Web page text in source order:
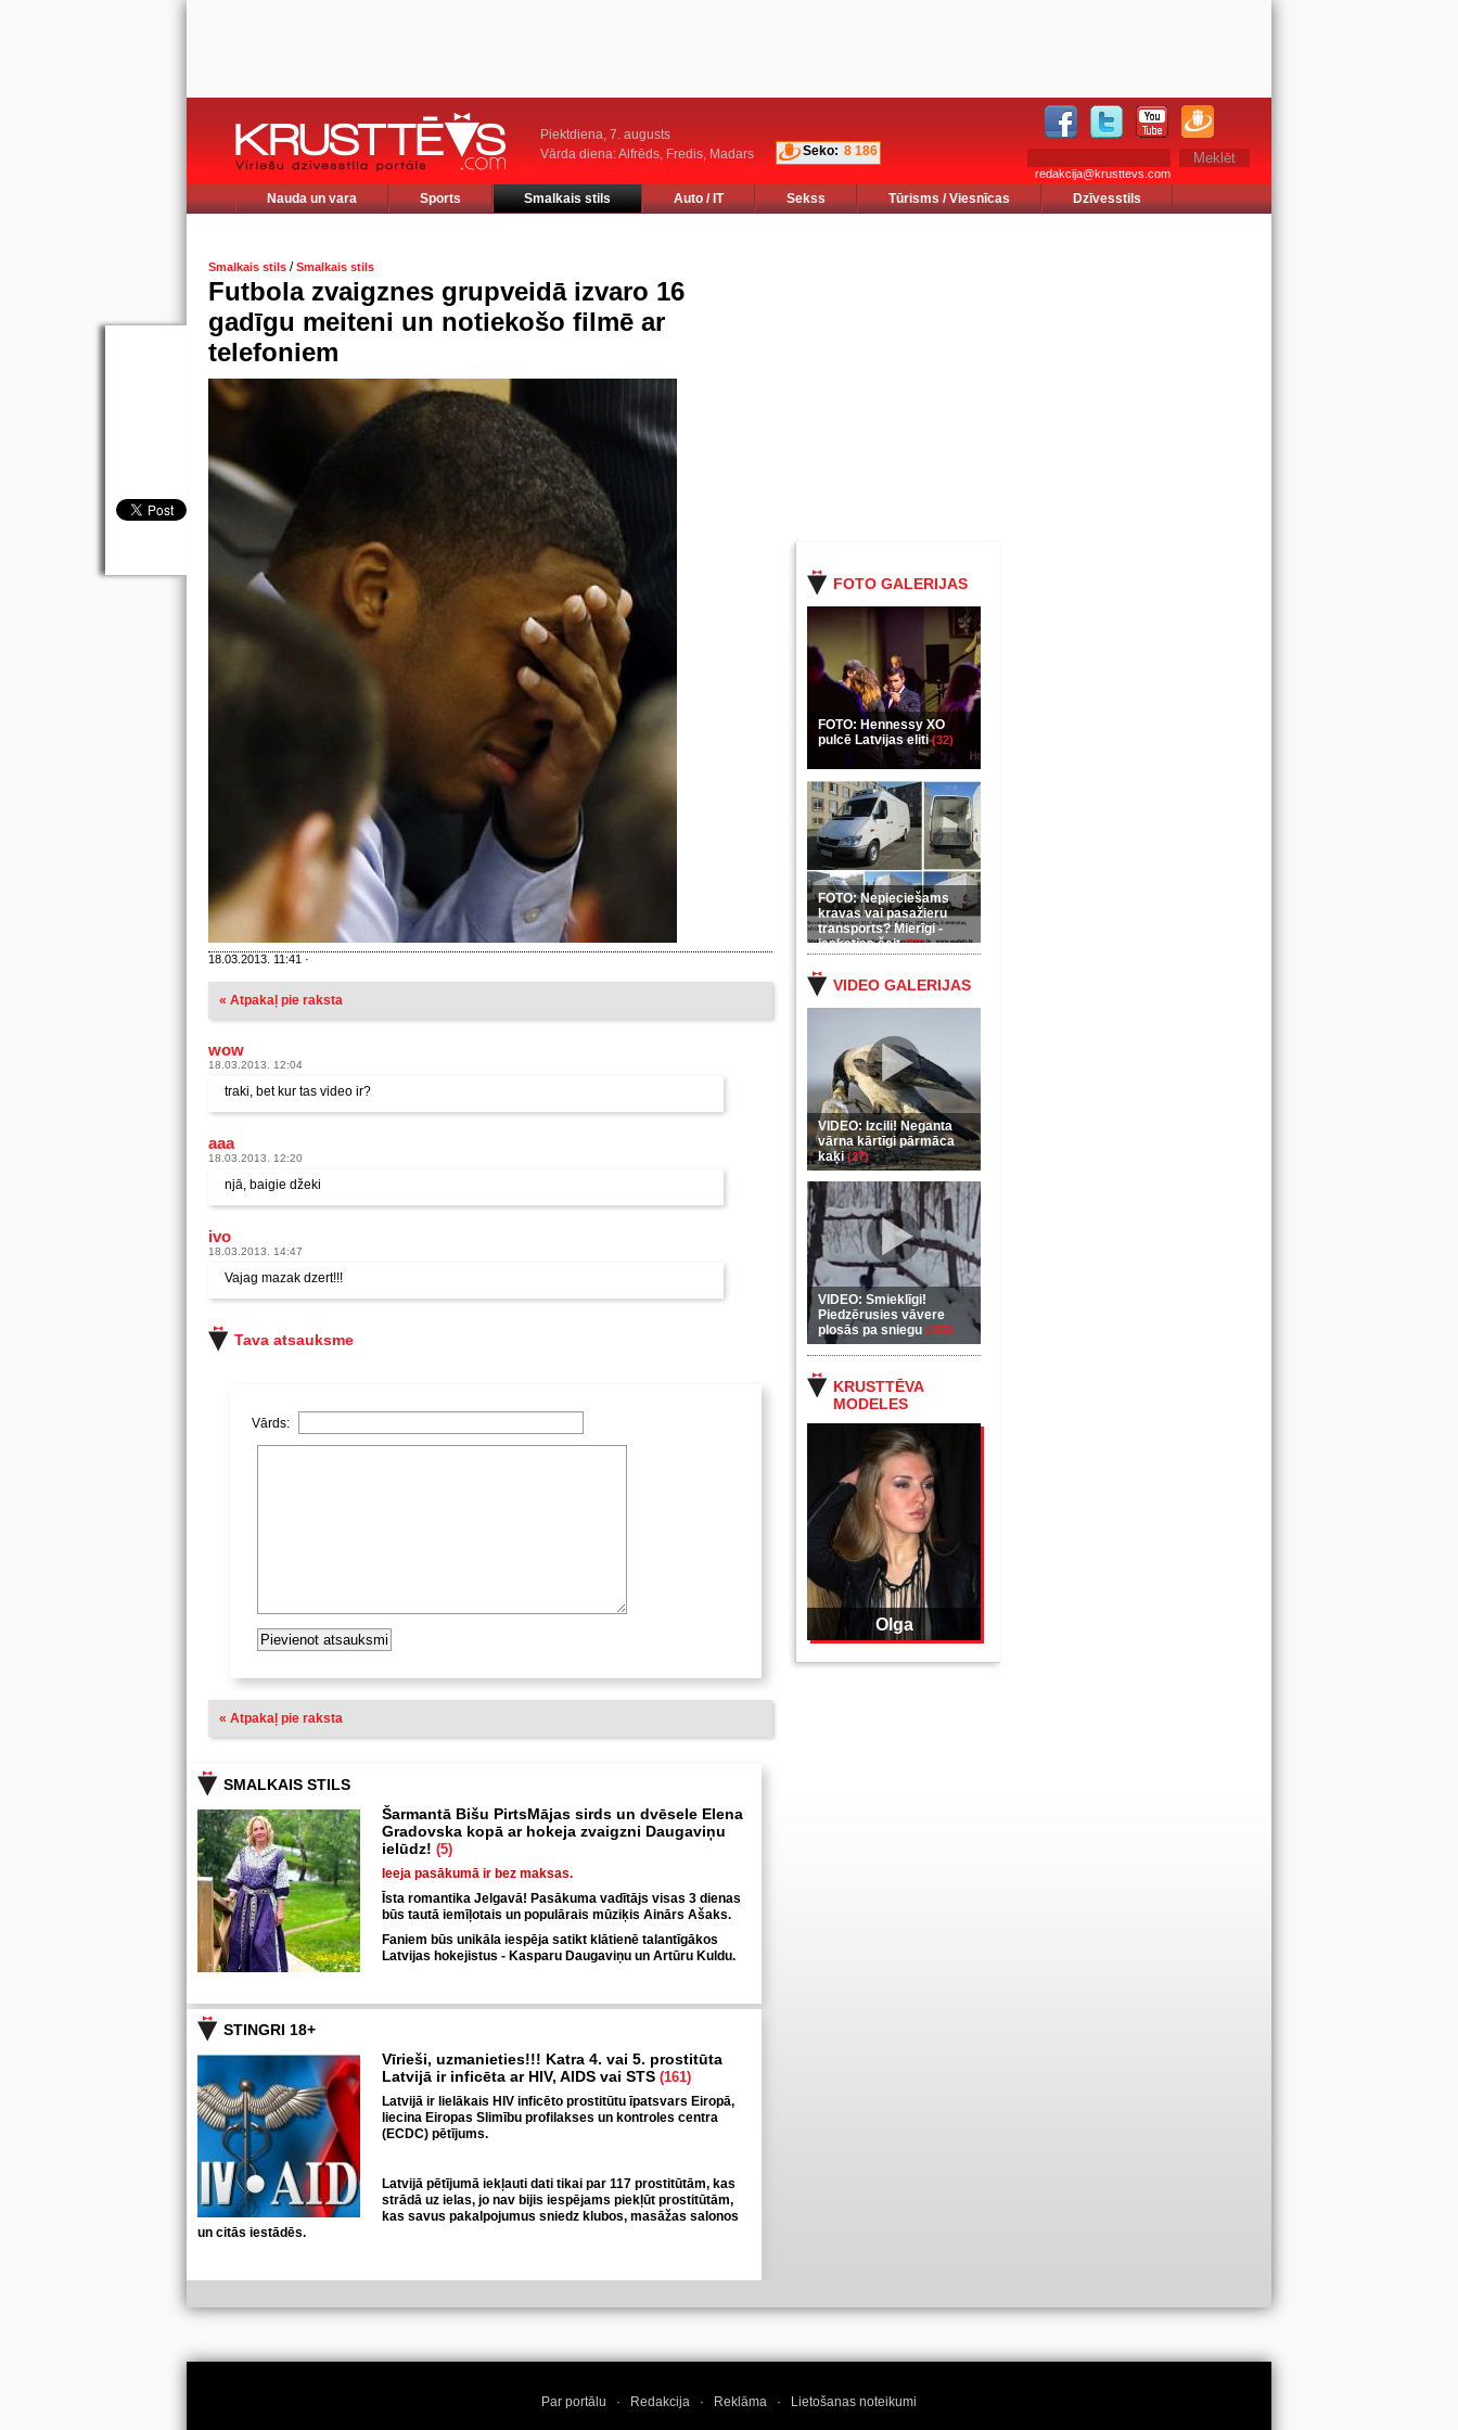
Piektdiena, 7. augusts
Vārda diena: Alfrēds, Fredis, Madars
Seko: 8 186
redakcija@krusttevs.com
Nauda un vara Sports Smalkais stils Auto / IT Sekss Tūrisms / Viesnīcas Dzīvesstils
FOTO GALERIJAS
FOTO: Hennessy XO
pulcē Latvijas eliti(32)
FOTO: Nepieciešams
kravas vai pasažieru
transports? Mierīgi -
ieskaties šeit(35)
VIDEO GALERIJAS
VIDEO: Izcili! Neganta
vārna kārtīgi pārmāca
kaķi(37)
VIDEO: Smieklīgi!
Piedzērusies vāvere
plosās pa sniegu (255)
KRUSTTĒVA
MODELES
Olga
Smalkais stils /Smalkais stils
Futbola zvaigznes grupveidā izvaro 16
gadīgu meiteni un notiekošo filmē ar
telefoniem
18.03.2013. 11:41 ·
« Atpakaļ pie raksta
wow
18.03.2013. 12:04
traki, bet kur tas video ir?
aaa
18.03.2013. 12:20
njā, baigie džeki
ivo
18.03.2013. 14:47
Vajag mazak dzert!!!
Tava atsauksme
Vārds:
« Atpakaļ pie raksta
SMALKAIS STILS
Šarmantā Bišu PirtsMājas sirds un dvēsele Elena
Gradovska kopā ar hokeja zvaigzni Daugaviņu
ielūdz! (5)
Ieeja pasākumā ir bez maksas.
Īsta romantika Jelgavā! Pasākuma vadītājs visas 3 dienas
būs tautā iemīļotais un populārais mūziķis Ainārs Ašaks.
Faniem būs unikāla iespēja satikt klātienē talantīgākos
Latvijas hokejistus - Kasparu Daugaviņu un Artūru Kuldu.
STINGRI 18+
Vīrieši, uzmanieties!!! Katra 4. vai 5. prostitūta
Latvijā ir inficēta ar HIV, AIDS vai STS (161)
Latvijā ir lielākais HIV inficēto prostitūtu īpatsvars Eiropā,
liecina Eiropas Slimību profilakses un kontroles centra
(ECDC) pētījums.
Latvijā pētījumā iekļauti dati tikai par 117 prostitūtām, kas
strādā uz ielas, jo nav bijis iespējams piekļūt prostitūtām,
kas savus pakalpojumus sniedz klubos, masāžas salonos
un citās iestādēs.
Par portālu · Redakcija · Reklāma · Lietošanas noteikumi